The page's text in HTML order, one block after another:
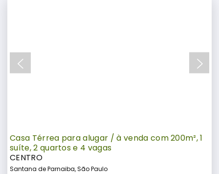
Casa Térrea para alugar / à venda com 200m², 1
suíte, 2 quartos e 4 vagas
CENTRO
Santana de Parnaiba, São Paulo